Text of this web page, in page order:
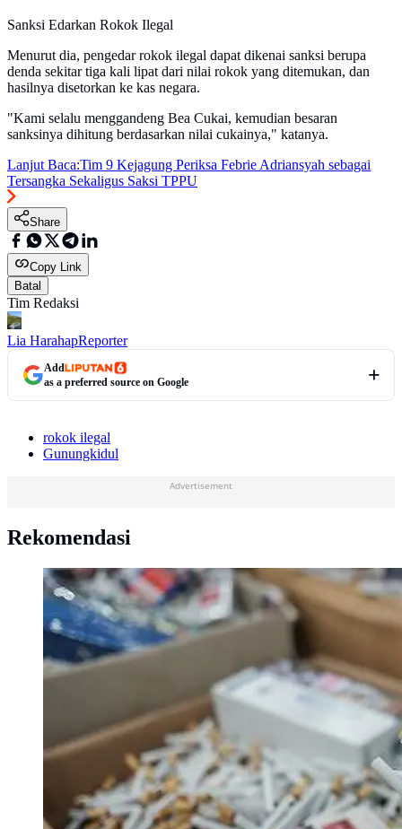
Sanksi Edarkan Rokok Ilegal
Menurut dia, pengedar rokok ilegal dapat dikenai sanksi berupa
denda sekitar tiga kali lipat dari nilai rokok yang ditemukan, dan
hasilnya disetorkan ke kas negara.
"Kami selalu menggandeng Bea Cukai, kemudian besaran
sanksinya dihitung berdasarkan nilai cukainya," katanya.
Lanjut Baca:Tim 9 Kejagung Periksa Febrie Adriansyah sebagai
Tersangka Sekaligus Saksi TPPU
Share
Copy Link
Batal
Tim Redaksi
Lia HarahapReporter
Add
as a preferred source on Google
rokok ilegal
Gunungkidul
Advertisement
Rekomendasi